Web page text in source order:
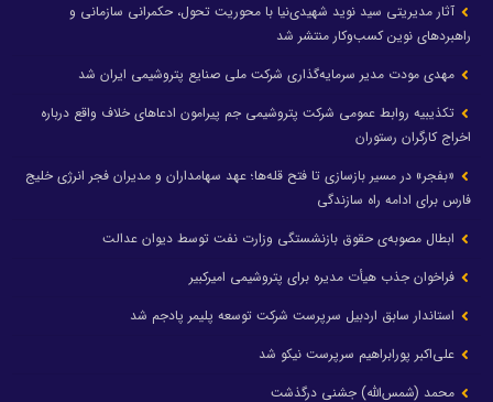
آثار مدیریتی سید نوید شهیدی‌نیا با محوریت تحول، حکمرانی سازمانی و
راهبردهای نوین کسب‌وکار منتشر شد
مهدی مودت مدیر سرمایه‌گذاری شرکت ملی صنایع پتروشیمی ایران شد
تکذیبیه روابط عمومی شرکت پتروشیمی جم پیرامون ادعاهای خلاف واقع درباره
اخراج کارگران رستوران
«بفجر» در مسیر بازسازی تا فتح قله‌ها؛ عهد سهامداران و مدیران فجر انرژی خلیج
فارس برای ادامه راه سازندگی
ابطال مصوبه‌ی حقوق بازنشستگی وزارت نفت توسط دیوان عدالت
فراخوان جذب هیأت مدیره برای پتروشیمی امیرکبیر
استاندار سابق اردبیل سرپرست شرکت توسعه پلیمر پادجم شد
علی‌اکبر پورابراهیم سرپرست نیکو شد
محمد (شمس‌الله) جشنی درگذشت